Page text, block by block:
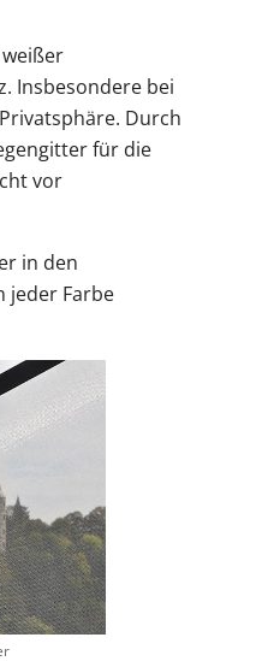
Insbesondere bei
Durch
für die
vor
in den
jeder Farbe